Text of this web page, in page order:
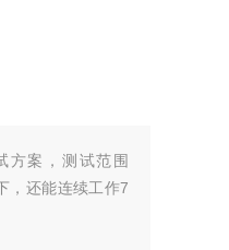
方案，测试范围
，还能连续工作7